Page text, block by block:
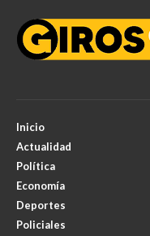
Inicio
Actualidad
Política
Economía
Deportes
Policiales